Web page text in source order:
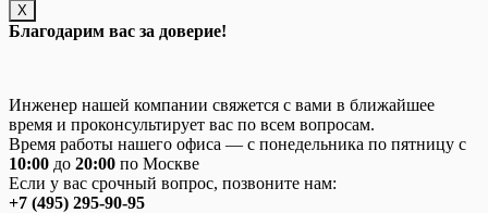
Х
Благодарим вас за доверие!
Инженер нашей компании свяжется с вами в ближайшее
время и проконсультирует вас по всем вопросам.
Время работы нашего офиса — с понедельника по пятницу с
10:00 до 20:00 по Москве
Если у вас срочный вопрос, позвоните нам:
+7 (495) 295-90-95